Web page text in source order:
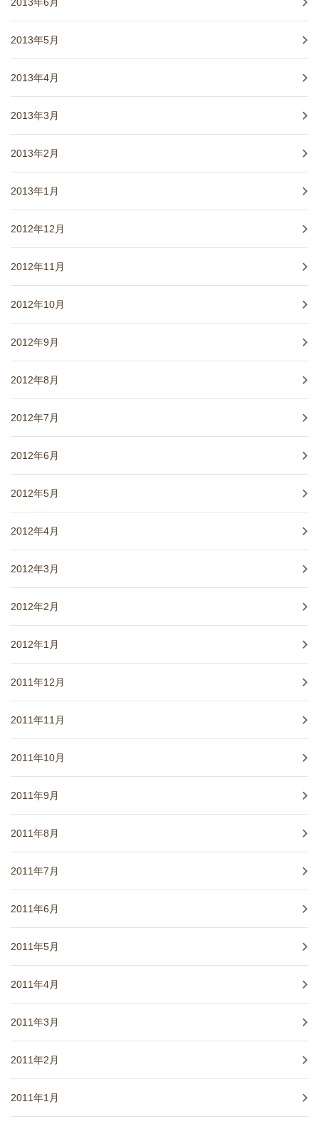
2013年5月
2013年4月
2013年3月
2013年2月
2013年1月
2012年12月
2012年11月
2012年10月
2012年9月
2012年8月
2012年7月
2012年6月
2012年5月
2012年4月
2012年3月
2012年2月
2012年1月
2011年12月
2011年11月
2011年10月
2011年9月
2011年8月
2011年7月
2011年6月
2011年5月
2011年4月
2011年3月
2011年2月
2011年1月